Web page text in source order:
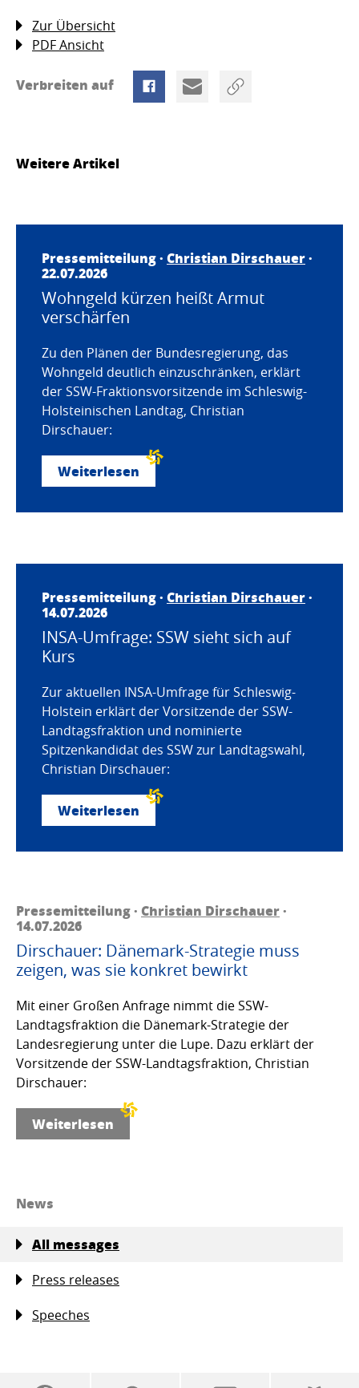
Zur Übersicht
PDF Ansicht
Verbreiten auf
Weitere Artikel
Pressemitteilung · Christian Dirschauer·
22.07.2026
Wohngeld kürzen heißt Armut
verschärfen
Zu den Plänen der Bundesregierung, das
Wohngeld deutlich einzuschränken, erklärt
der SSW-Fraktionsvorsitzende im Schleswig-
Holsteinischen Landtag, Christian
Dirschauer:
Weiterlesen
Pressemitteilung · Christian Dirschauer·
14.07.2026
INSA-Umfrage: SSW sieht sich auf
Kurs
Zur aktuellen INSA-Umfrage für Schleswig-
Holstein erklärt der Vorsitzende der SSW-
Landtagsfraktion und nominierte
Spitzenkandidat des SSW zur Landtagswahl,
Christian Dirschauer:
Weiterlesen
Pressemitteilung · Christian Dirschauer·
14.07.2026
Dirschauer: Dänemark-Strategie muss
zeigen, was sie konkret bewirkt
Mit einer Großen Anfrage nimmt die SSW-
Landtagsfraktion die Dänemark-Strategie der
Landesregierung unter die Lupe. Dazu erklärt der
Vorsitzende der SSW-Landtagsfraktion, Christian
Dirschauer:
Weiterlesen
News
All messages
Press releases
Speeches